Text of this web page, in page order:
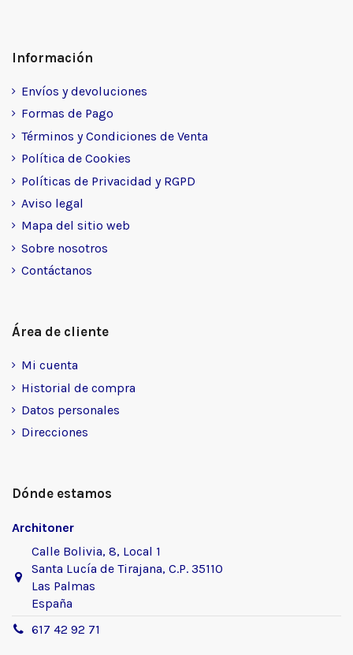
Información
Envíos y devoluciones
Formas de Pago
Términos y Condiciones de Venta
Política de Cookies
Políticas de Privacidad y RGPD
Aviso legal
Mapa del sitio web
Sobre nosotros
Contáctanos
Área de cliente
Mi cuenta
Historial de compra
Datos personales
Direcciones
Dónde estamos
Architoner
Calle Bolivia, 8, Local 1
Santa Lucía de Tirajana, C.P. 35110
Las Palmas
España
617 42 92 71